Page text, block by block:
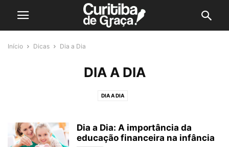
Início Dicas Dia a Dia
DIA A DIA
DIA A DIA
Dia a Dia: A importância da
educação financeira na infância